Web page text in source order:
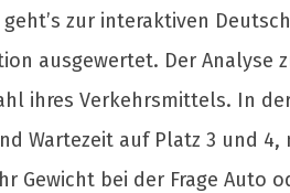
zur interaktiven
ausgewertet. Der Analyse
ihres Verkehrsmittels. In
Wartezeit auf Platz 3 und
bei der Frage Auto